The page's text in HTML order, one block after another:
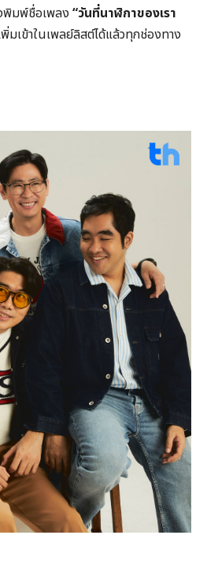
พิมพ์ชื่อเพลง “วันที่นาฬิกาของเรา
มเข้าในเพลย์ลิสต์ได้แล้วทุกช่องทาง